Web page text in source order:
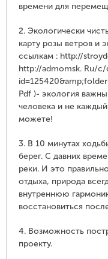
времени для
2. Экологически
карту розы ветров и
ссылкам : http://
http://admomsk. Ru/
Pdf )- экология
человека и не
можете!
3. В 10 минутах
берег. С давних
реки. И это
отдыха, природа
внутреннюю
восстановиться
4. Возможность
проекту.